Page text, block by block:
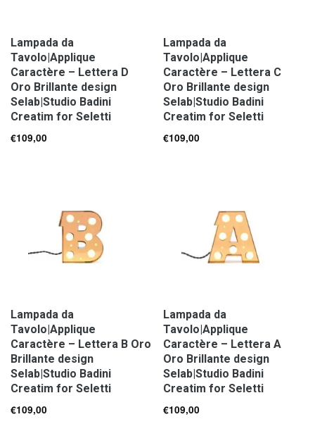
Lampada da
Tavolo|Applique
Caractère – Lettera D
Oro Brillante design
Selab|Studio Badini
Creatim for Seletti
€109,00
Lampada da
Tavolo|Applique
Caractère – Lettera C
Oro Brillante design
Selab|Studio Badini
Creatim for Seletti
€109,00
Lampada da
Tavolo|Applique
Caractère – Lettera B Oro
Brillante design
Selab|Studio Badini
Creatim for Seletti
€109,00
Lampada da
Tavolo|Applique
Caractère – Lettera A
Oro Brillante design
Selab|Studio Badini
Creatim for Seletti
€109,00